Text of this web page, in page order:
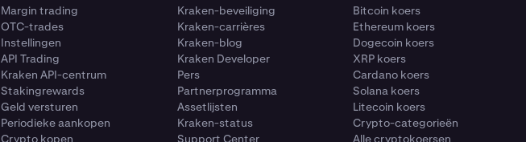
Margin trading
OTC-trades
Instellingen
API Trading
Kraken API-centrum
Stakingrewards
Geld versturen
Periodieke aankopen
Crypto kopen
Kraken-beveiliging
Kraken-carrières
Kraken-blog
Kraken Developer
Pers
Partnerprogramma
Assetlijsten
Kraken-status
Support Center
Bitcoin koers
Ethereum koers
Dogecoin koers
XRP koers
Cardano koers
Solana koers
Litecoin koers
Crypto-categorieën
Alle cryptokoersen